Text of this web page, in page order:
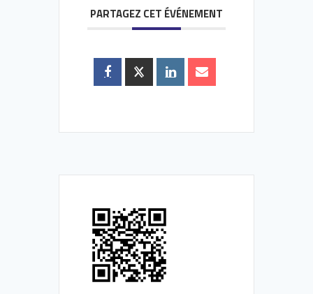
PARTAGEZ CET ÉVÉNEMENT